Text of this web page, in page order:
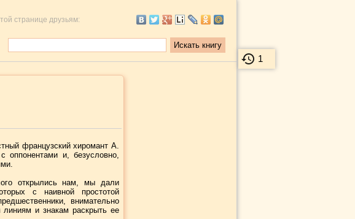
1
странице друзьям:
французский хиромант А.
оппонентами и, безусловно,
открылись нам, мы дали
с наивной простотой
внимательно
и знакам раскрыть ее